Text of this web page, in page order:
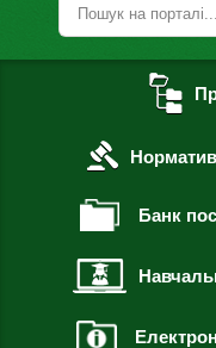
Банк